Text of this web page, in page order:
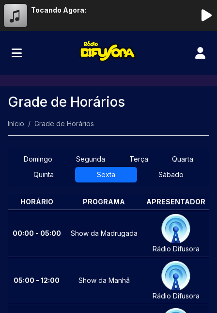
Tocando Agora:
Grade de Horários
Início Grade de Horários
Domingo Segunda Terça
Quarta
Quinta
Sexta Sábado
HORÁRIO PROGRAMA APRESENTADOR
00:00 - 05:00
Show da Madrugada
Rádio Difusora
05:00 - 12:00
Show da Manhã
Rádio Difusora